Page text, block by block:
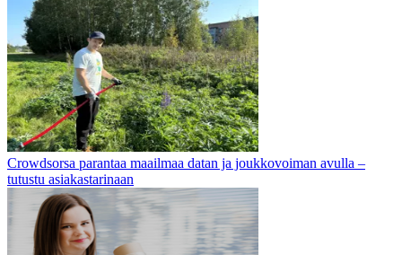
Crowdsorsa parantaa maailmaa datan ja joukkovoiman avulla –
tutustu asiakastarinaan